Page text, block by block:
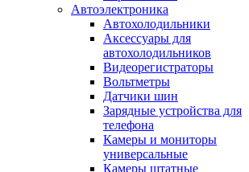
Автоэлектроника
Автохолодильники
Аксессуары для
автохолодильников
Видеорегистраторы
Вольтметры
Датчики шин
Зарядные устройства для
телефона
Камеры и мониторы
универсальные
Камеры штатные